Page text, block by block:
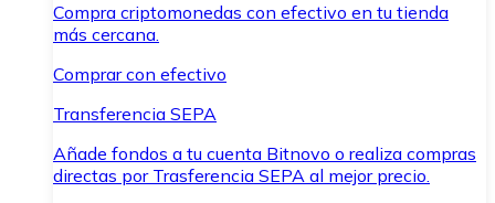
Compra criptomonedas con efectivo en tu tienda
más cercana.
Comprar con efectivo
Transferencia SEPA
Añade fondos a tu cuenta Bitnovo o realiza compras
directas por Trasferencia SEPA al mejor precio.